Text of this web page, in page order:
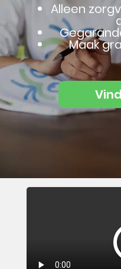
Alleen
Maak